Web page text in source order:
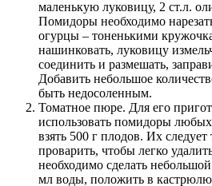
маленькую луковицу, 2 ст.л.
Помидоры необходимо
огурцы – тоненькими
нашинковать, луковицу
соединить и размешать,
Добавить небольшое
быть недосоленным.
Томатное пюре. Для его
использовать помидоры
взять 500 г плодов. Их
проварить, чтобы легко
необходимо сделать
мл воды, положить в